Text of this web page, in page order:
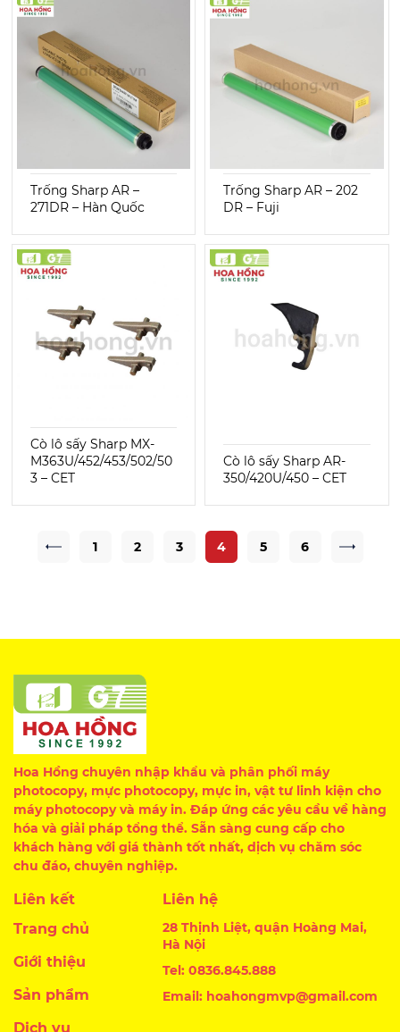
Trống Sharp AR –
271DR – Hàn Quốc
Trống Sharp AR – 202
DR – Fuji
Cò lô sấy Sharp MX-
M363U/452/453/502/50
3 – CET
Cò lô sấy Sharp AR-
350/420U/450 – CET
1 2 3 4 5 6
Hoa Hồng chuyên nhập khẩu và phân phối máy
photocopy, mực photocopy, mực in, vật tư linh kiện cho
máy photocopy và máy in. Đáp ứng các yêu cầu về hàng
hóa và giải pháp tổng thể. Sẵn sàng cung cấp cho
khách hàng với giá thành tốt nhất, dịch vụ chăm sóc
chu đáo, chuyên nghiệp.
Liên kết
Trang chủ
Giới thiệu
Sản phẩm
Dịch vụ
Liên hệ
28 Thịnh Liệt, quận Hoàng Mai,
Hà Nội
Tel: 0836.845.888
Email: hoahongmvp@gmail.com